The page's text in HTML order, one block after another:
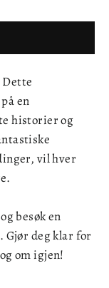
Dette
en
historier og
vil hver
besøk en
deg klar for
om igjen!